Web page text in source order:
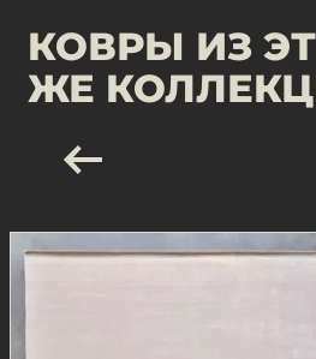
КОВРЫ ИЗ
ЖЕ